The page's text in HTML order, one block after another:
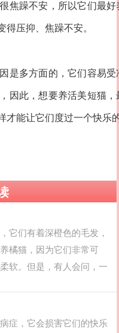
焦躁不安，所以它们最
得压抑、焦躁不安。
是多方面的，它们容易
因此，想要养活美短猫
才能让它们度过一个快乐
它们有着深橙色的毛发，
橘猫，因为它们非常可
软。但是，有人会问，一
症，它会损害它们的快乐